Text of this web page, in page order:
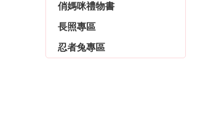
俏媽咪禮物書
長照專區
忍者兔專區